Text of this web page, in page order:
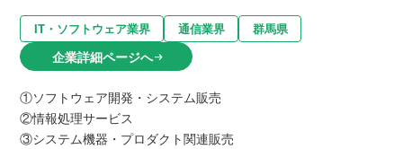
IT・ソフトウェア業界 通信業界 群馬県
企業詳細ページへarrow_right_alt
①ソフトウェア開発・システム販売
②情報処理サービス
③システム機器・プロダクト関連販売